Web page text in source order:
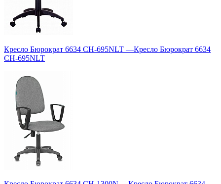
Кресло Бюрократ 6634 CH-695NLT —Кресло Бюрократ 6634
CH-695NLT